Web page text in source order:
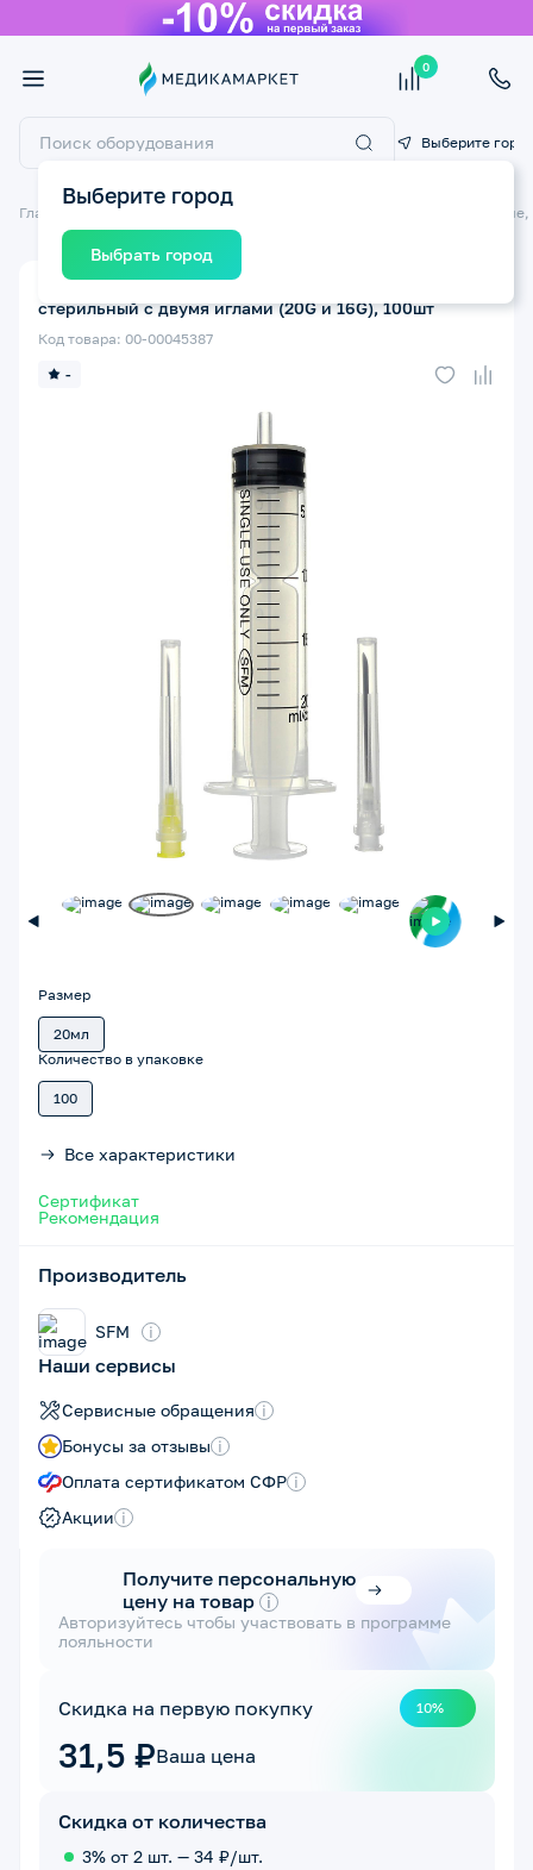
0
Выберите город
Выберите город
Выбрать город
Главная Медицинские расходные материалы Шприцы
-
Код товара: 00-00045387
стерильный с двумя иглами (20G и 16G), 100шт
Размер
20мл
Количество в упаковке
100
Все характеристики
Сертификат
Рекомендация
Производитель
SFM i
Наши сервисы
Сервисные обращения i
Бонусы за отзывы i
Оплата сертификатом СФР i
Акции i
Получите персональную
цену на товар i
Авторизуйтесь чтобы участвовать в программе
лояльности
Скидка на первую покупку 10%
31,5 ₽Ваша цена
Скидка от количества
3% от 2 шт. — 34 ₽/шт.